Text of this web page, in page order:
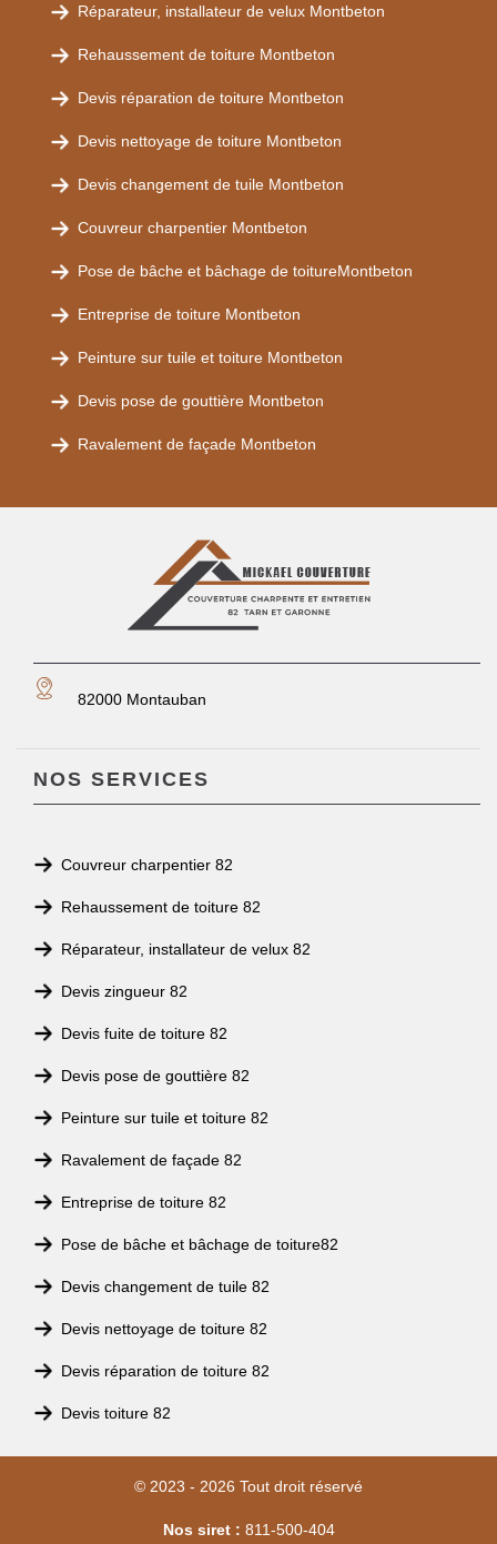
Réparateur, installateur de velux Montbeton
Rehaussement de toiture Montbeton
Devis réparation de toiture Montbeton
Devis nettoyage de toiture Montbeton
Devis changement de tuile Montbeton
Couvreur charpentier Montbeton
Pose de bâche et bâchage de toitureMontbeton
Entreprise de toiture Montbeton
Peinture sur tuile et toiture Montbeton
Devis pose de gouttière Montbeton
Ravalement de façade Montbeton
82000 Montauban
NOS SERVICES
Couvreur charpentier 82
Rehaussement de toiture 82
Réparateur, installateur de velux 82
Devis zingueur 82
Devis fuite de toiture 82
Devis pose de gouttière 82
Peinture sur tuile et toiture 82
Ravalement de façade 82
Entreprise de toiture 82
Pose de bâche et bâchage de toiture82
Devis changement de tuile 82
Devis nettoyage de toiture 82
Devis réparation de toiture 82
Devis toiture 82
© 2023 - 2026 Tout droit réservé
Nos siret : 811-500-404